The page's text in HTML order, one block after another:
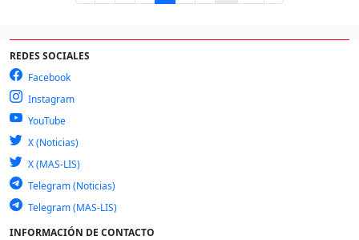
REDES SOCIALES
Facebook
Instagram
YouTube
X (Noticias)
X (MAS-LIS)
Telegram (Noticias)
Telegram (MAS-LIS)
INFORMACIÓN DE CONTACTO